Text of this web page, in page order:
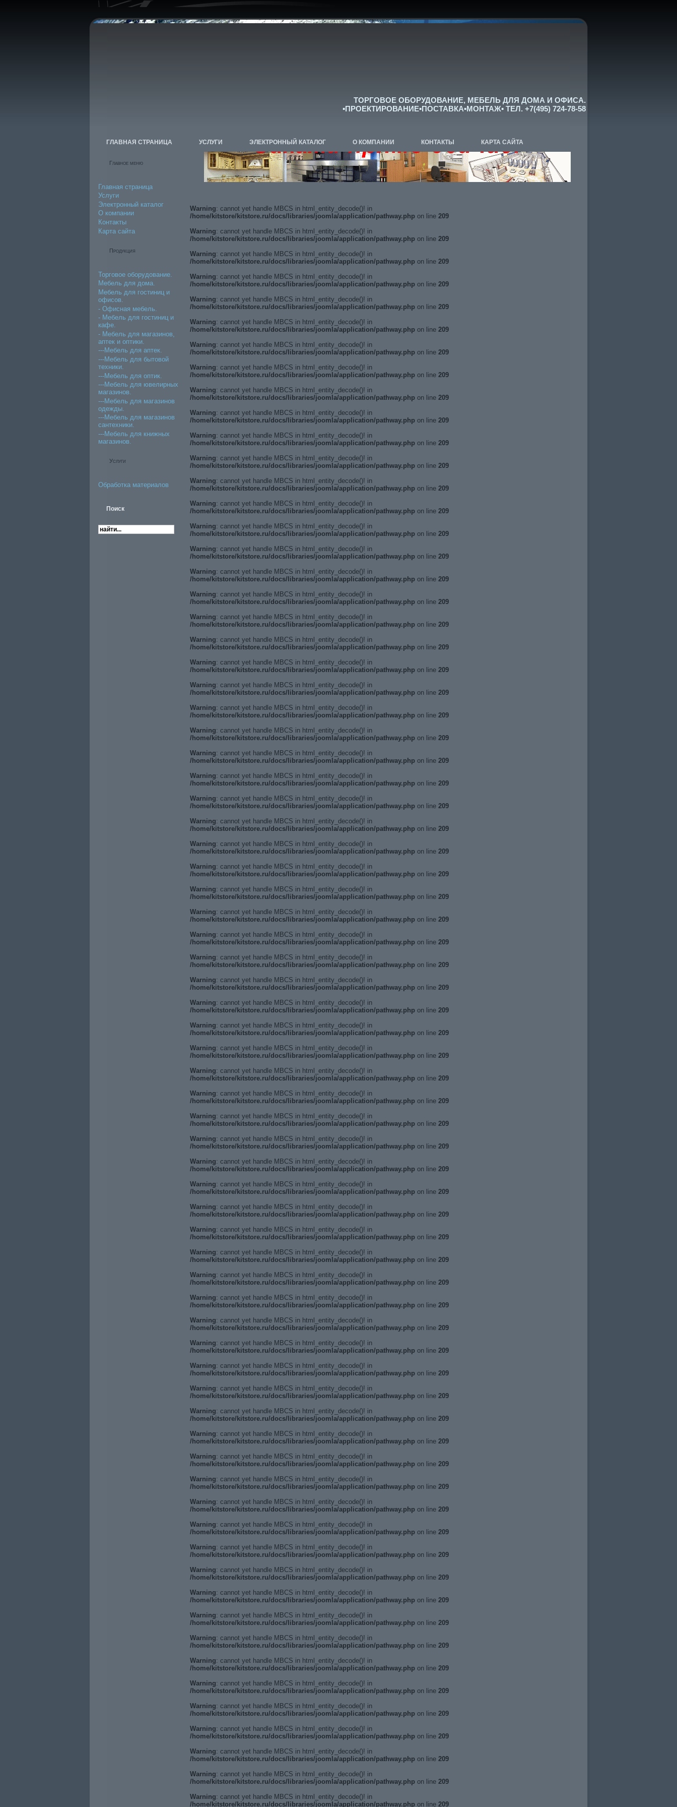
ТОРГОВОЕ ОБОРУДОВАНИЕ, МЕБЕЛЬ ДЛЯ ДОМА И ОФИСА.
▪ПРОЕКТИРОВАНИЕ▪ПОСТАВКА▪МОНТАЖ▪ ТЕЛ. +7(495) 724-78-58
ГЛАВНАЯ СТРАНИЦА УСЛУГИ ЭЛЕКТРОННЫЙ КАТАЛОГ О КОМПАНИИ КОНТАКТЫ КАРТА САЙТА
Главное меню
Главная страница
Услуги
Электронный каталог
О компании
Контакты
Карта сайта
Продукция
Торговое оборудование.
Мебель для дома.
Мебель для гостиниц и
офисов.
- Офисная мебель.
- Мебель для гостиниц и
кафе.
- Мебель для магазинов,
аптек и оптики.
---Мебель для аптек.
---Мебель для бытовой
техники.
---Мебель для оптик.
---Мебель для ювелирных
магазинов.
---Мебель для магазинов
одежды.
---Мебель для магазинов
сантехники.
---Мебель для книжных
магазинов.
Услуги
Обработка материалов
Warning: cannot yet handle MBCS in html_entity_decode()! in
/home/kitstore/kitstore.ru/docs/libraries/joomla/application/pathway.php on line 209
Warning: cannot yet handle MBCS in html_entity_decode()! in
/home/kitstore/kitstore.ru/docs/libraries/joomla/application/pathway.php on line 209
Warning: cannot yet handle MBCS in html_entity_decode()! in
/home/kitstore/kitstore.ru/docs/libraries/joomla/application/pathway.php on line 209
Warning: cannot yet handle MBCS in html_entity_decode()! in
/home/kitstore/kitstore.ru/docs/libraries/joomla/application/pathway.php on line 209
Warning: cannot yet handle MBCS in html_entity_decode()! in
/home/kitstore/kitstore.ru/docs/libraries/joomla/application/pathway.php on line 209
Warning: cannot yet handle MBCS in html_entity_decode()! in
/home/kitstore/kitstore.ru/docs/libraries/joomla/application/pathway.php on line 209
Warning: cannot yet handle MBCS in html_entity_decode()! in
/home/kitstore/kitstore.ru/docs/libraries/joomla/application/pathway.php on line 209
Warning: cannot yet handle MBCS in html_entity_decode()! in
/home/kitstore/kitstore.ru/docs/libraries/joomla/application/pathway.php on line 209
Warning: cannot yet handle MBCS in html_entity_decode()! in
/home/kitstore/kitstore.ru/docs/libraries/joomla/application/pathway.php on line 209
Warning: cannot yet handle MBCS in html_entity_decode()! in
/home/kitstore/kitstore.ru/docs/libraries/joomla/application/pathway.php on line 209
Warning: cannot yet handle MBCS in html_entity_decode()! in
/home/kitstore/kitstore.ru/docs/libraries/joomla/application/pathway.php on line 209
Warning: cannot yet handle MBCS in html_entity_decode()! in
/home/kitstore/kitstore.ru/docs/libraries/joomla/application/pathway.php on line 209
Warning: cannot yet handle MBCS in html_entity_decode()! in
/home/kitstore/kitstore.ru/docs/libraries/joomla/application/pathway.php on line 209
Warning: cannot yet handle MBCS in html_entity_decode()! in
/home/kitstore/kitstore.ru/docs/libraries/joomla/application/pathway.php on line 209
Warning: cannot yet handle MBCS in html_entity_decode()! in
/home/kitstore/kitstore.ru/docs/libraries/joomla/application/pathway.php on line 209
Warning: cannot yet handle MBCS in html_entity_decode()! in
/home/kitstore/kitstore.ru/docs/libraries/joomla/application/pathway.php on line 209
Warning: cannot yet handle MBCS in html_entity_decode()! in
/home/kitstore/kitstore.ru/docs/libraries/joomla/application/pathway.php on line 209
Warning: cannot yet handle MBCS in html_entity_decode()! in
/home/kitstore/kitstore.ru/docs/libraries/joomla/application/pathway.php on line 209
Warning: cannot yet handle MBCS in html_entity_decode()! in
/home/kitstore/kitstore.ru/docs/libraries/joomla/application/pathway.php on line 209
Warning: cannot yet handle MBCS in html_entity_decode()! in
/home/kitstore/kitstore.ru/docs/libraries/joomla/application/pathway.php on line 209
Warning: cannot yet handle MBCS in html_entity_decode()! in
/home/kitstore/kitstore.ru/docs/libraries/joomla/application/pathway.php on line 209
Warning: cannot yet handle MBCS in html_entity_decode()! in
/home/kitstore/kitstore.ru/docs/libraries/joomla/application/pathway.php on line 209
Warning: cannot yet handle MBCS in html_entity_decode()! in
/home/kitstore/kitstore.ru/docs/libraries/joomla/application/pathway.php on line 209
Warning: cannot yet handle MBCS in html_entity_decode()! in
/home/kitstore/kitstore.ru/docs/libraries/joomla/application/pathway.php on line 209
Warning: cannot yet handle MBCS in html_entity_decode()! in
/home/kitstore/kitstore.ru/docs/libraries/joomla/application/pathway.php on line 209
Warning: cannot yet handle MBCS in html_entity_decode()! in
/home/kitstore/kitstore.ru/docs/libraries/joomla/application/pathway.php on line 209
Warning: cannot yet handle MBCS in html_entity_decode()! in
/home/kitstore/kitstore.ru/docs/libraries/joomla/application/pathway.php on line 209
Warning: cannot yet handle MBCS in html_entity_decode()! in
/home/kitstore/kitstore.ru/docs/libraries/joomla/application/pathway.php on line 209
Warning: cannot yet handle MBCS in html_entity_decode()! in
/home/kitstore/kitstore.ru/docs/libraries/joomla/application/pathway.php on line 209
Warning: cannot yet handle MBCS in html_entity_decode()! in
/home/kitstore/kitstore.ru/docs/libraries/joomla/application/pathway.php on line 209
Warning: cannot yet handle MBCS in html_entity_decode()! in
/home/kitstore/kitstore.ru/docs/libraries/joomla/application/pathway.php on line 209
Warning: cannot yet handle MBCS in html_entity_decode()! in
/home/kitstore/kitstore.ru/docs/libraries/joomla/application/pathway.php on line 209
Warning: cannot yet handle MBCS in html_entity_decode()! in
/home/kitstore/kitstore.ru/docs/libraries/joomla/application/pathway.php on line 209
Warning: cannot yet handle MBCS in html_entity_decode()! in
/home/kitstore/kitstore.ru/docs/libraries/joomla/application/pathway.php on line 209
Warning: cannot yet handle MBCS in html_entity_decode()! in
/home/kitstore/kitstore.ru/docs/libraries/joomla/application/pathway.php on line 209
Warning: cannot yet handle MBCS in html_entity_decode()! in
/home/kitstore/kitstore.ru/docs/libraries/joomla/application/pathway.php on line 209
Warning: cannot yet handle MBCS in html_entity_decode()! in
/home/kitstore/kitstore.ru/docs/libraries/joomla/application/pathway.php on line 209
Warning: cannot yet handle MBCS in html_entity_decode()! in
/home/kitstore/kitstore.ru/docs/libraries/joomla/application/pathway.php on line 209
Warning: cannot yet handle MBCS in html_entity_decode()! in
/home/kitstore/kitstore.ru/docs/libraries/joomla/application/pathway.php on line 209
Warning: cannot yet handle MBCS in html_entity_decode()! in
/home/kitstore/kitstore.ru/docs/libraries/joomla/application/pathway.php on line 209
Warning: cannot yet handle MBCS in html_entity_decode()! in
/home/kitstore/kitstore.ru/docs/libraries/joomla/application/pathway.php on line 209
Warning: cannot yet handle MBCS in html_entity_decode()! in
/home/kitstore/kitstore.ru/docs/libraries/joomla/application/pathway.php on line 209
Warning: cannot yet handle MBCS in html_entity_decode()! in
/home/kitstore/kitstore.ru/docs/libraries/joomla/application/pathway.php on line 209
Warning: cannot yet handle MBCS in html_entity_decode()! in
/home/kitstore/kitstore.ru/docs/libraries/joomla/application/pathway.php on line 209
Warning: cannot yet handle MBCS in html_entity_decode()! in
/home/kitstore/kitstore.ru/docs/libraries/joomla/application/pathway.php on line 209
Warning: cannot yet handle MBCS in html_entity_decode()! in
/home/kitstore/kitstore.ru/docs/libraries/joomla/application/pathway.php on line 209
Warning: cannot yet handle MBCS in html_entity_decode()! in
/home/kitstore/kitstore.ru/docs/libraries/joomla/application/pathway.php on line 209
Warning: cannot yet handle MBCS in html_entity_decode()! in
/home/kitstore/kitstore.ru/docs/libraries/joomla/application/pathway.php on line 209
Warning: cannot yet handle MBCS in html_entity_decode()! in
/home/kitstore/kitstore.ru/docs/libraries/joomla/application/pathway.php on line 209
Warning: cannot yet handle MBCS in html_entity_decode()! in
/home/kitstore/kitstore.ru/docs/libraries/joomla/application/pathway.php on line 209
Warning: cannot yet handle MBCS in html_entity_decode()! in
/home/kitstore/kitstore.ru/docs/libraries/joomla/application/pathway.php on line 209
Warning: cannot yet handle MBCS in html_entity_decode()! in
/home/kitstore/kitstore.ru/docs/libraries/joomla/application/pathway.php on line 209
Warning: cannot yet handle MBCS in html_entity_decode()! in
/home/kitstore/kitstore.ru/docs/libraries/joomla/application/pathway.php on line 209
Warning: cannot yet handle MBCS in html_entity_decode()! in
/home/kitstore/kitstore.ru/docs/libraries/joomla/application/pathway.php on line 209
Warning: cannot yet handle MBCS in html_entity_decode()! in
/home/kitstore/kitstore.ru/docs/libraries/joomla/application/pathway.php on line 209
Warning: cannot yet handle MBCS in html_entity_decode()! in
/home/kitstore/kitstore.ru/docs/libraries/joomla/application/pathway.php on line 209
Warning: cannot yet handle MBCS in html_entity_decode()! in
/home/kitstore/kitstore.ru/docs/libraries/joomla/application/pathway.php on line 209
Warning: cannot yet handle MBCS in html_entity_decode()! in
/home/kitstore/kitstore.ru/docs/libraries/joomla/application/pathway.php on line 209
Warning: cannot yet handle MBCS in html_entity_decode()! in
/home/kitstore/kitstore.ru/docs/libraries/joomla/application/pathway.php on line 209
Warning: cannot yet handle MBCS in html_entity_decode()! in
/home/kitstore/kitstore.ru/docs/libraries/joomla/application/pathway.php on line 209
Warning: cannot yet handle MBCS in html_entity_decode()! in
/home/kitstore/kitstore.ru/docs/libraries/joomla/application/pathway.php on line 209
Warning: cannot yet handle MBCS in html_entity_decode()! in
/home/kitstore/kitstore.ru/docs/libraries/joomla/application/pathway.php on line 209
Warning: cannot yet handle MBCS in html_entity_decode()! in
/home/kitstore/kitstore.ru/docs/libraries/joomla/application/pathway.php on line 209
Warning: cannot yet handle MBCS in html_entity_decode()! in
/home/kitstore/kitstore.ru/docs/libraries/joomla/application/pathway.php on line 209
Warning: cannot yet handle MBCS in html_entity_decode()! in
/home/kitstore/kitstore.ru/docs/libraries/joomla/application/pathway.php on line 209
Warning: cannot yet handle MBCS in html_entity_decode()! in
/home/kitstore/kitstore.ru/docs/libraries/joomla/application/pathway.php on line 209
Warning: cannot yet handle MBCS in html_entity_decode()! in
/home/kitstore/kitstore.ru/docs/libraries/joomla/application/pathway.php on line 209
Warning: cannot yet handle MBCS in html_entity_decode()! in
/home/kitstore/kitstore.ru/docs/libraries/joomla/application/pathway.php on line 209
Warning: cannot yet handle MBCS in html_entity_decode()! in
/home/kitstore/kitstore.ru/docs/libraries/joomla/application/pathway.php on line 209
Warning: cannot yet handle MBCS in html_entity_decode()! in
/home/kitstore/kitstore.ru/docs/libraries/joomla/application/pathway.php on line 209
Warning: cannot yet handle MBCS in html_entity_decode()! in
/home/kitstore/kitstore.ru/docs/libraries/joomla/application/pathway.php on line 209